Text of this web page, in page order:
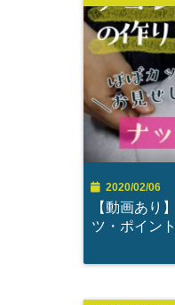
2020/02/06
【動画あり
ツ・ポイン